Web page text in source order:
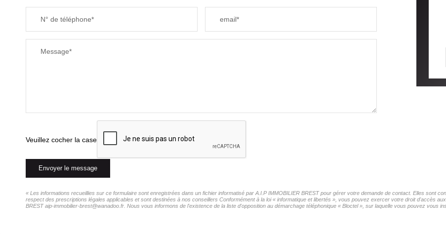
N° de téléphone* email*
Message*
Veuillez cocher la case
Envoyer le message
« Les informations recueillies sur ce formulaire sont enregistrées dans un fichier informatisé par A.I.P IMMOBILIER BREST pour gérer votre demande de contact. Elles sont
respect des prescriptions légales applicables et sont destinées à nos conseillers Conformément à la loi « informatique et libertés », vous pouvez exercer votre droit d'accès
BREST aip-immobilier-brest@wanadoo.fr. Nous vous informons de l'existence de la liste d'opposition au démarchage téléphonique « Bloctel », sur laquelle vous pouvez vous